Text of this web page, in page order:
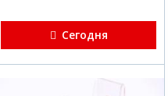
Сегодня